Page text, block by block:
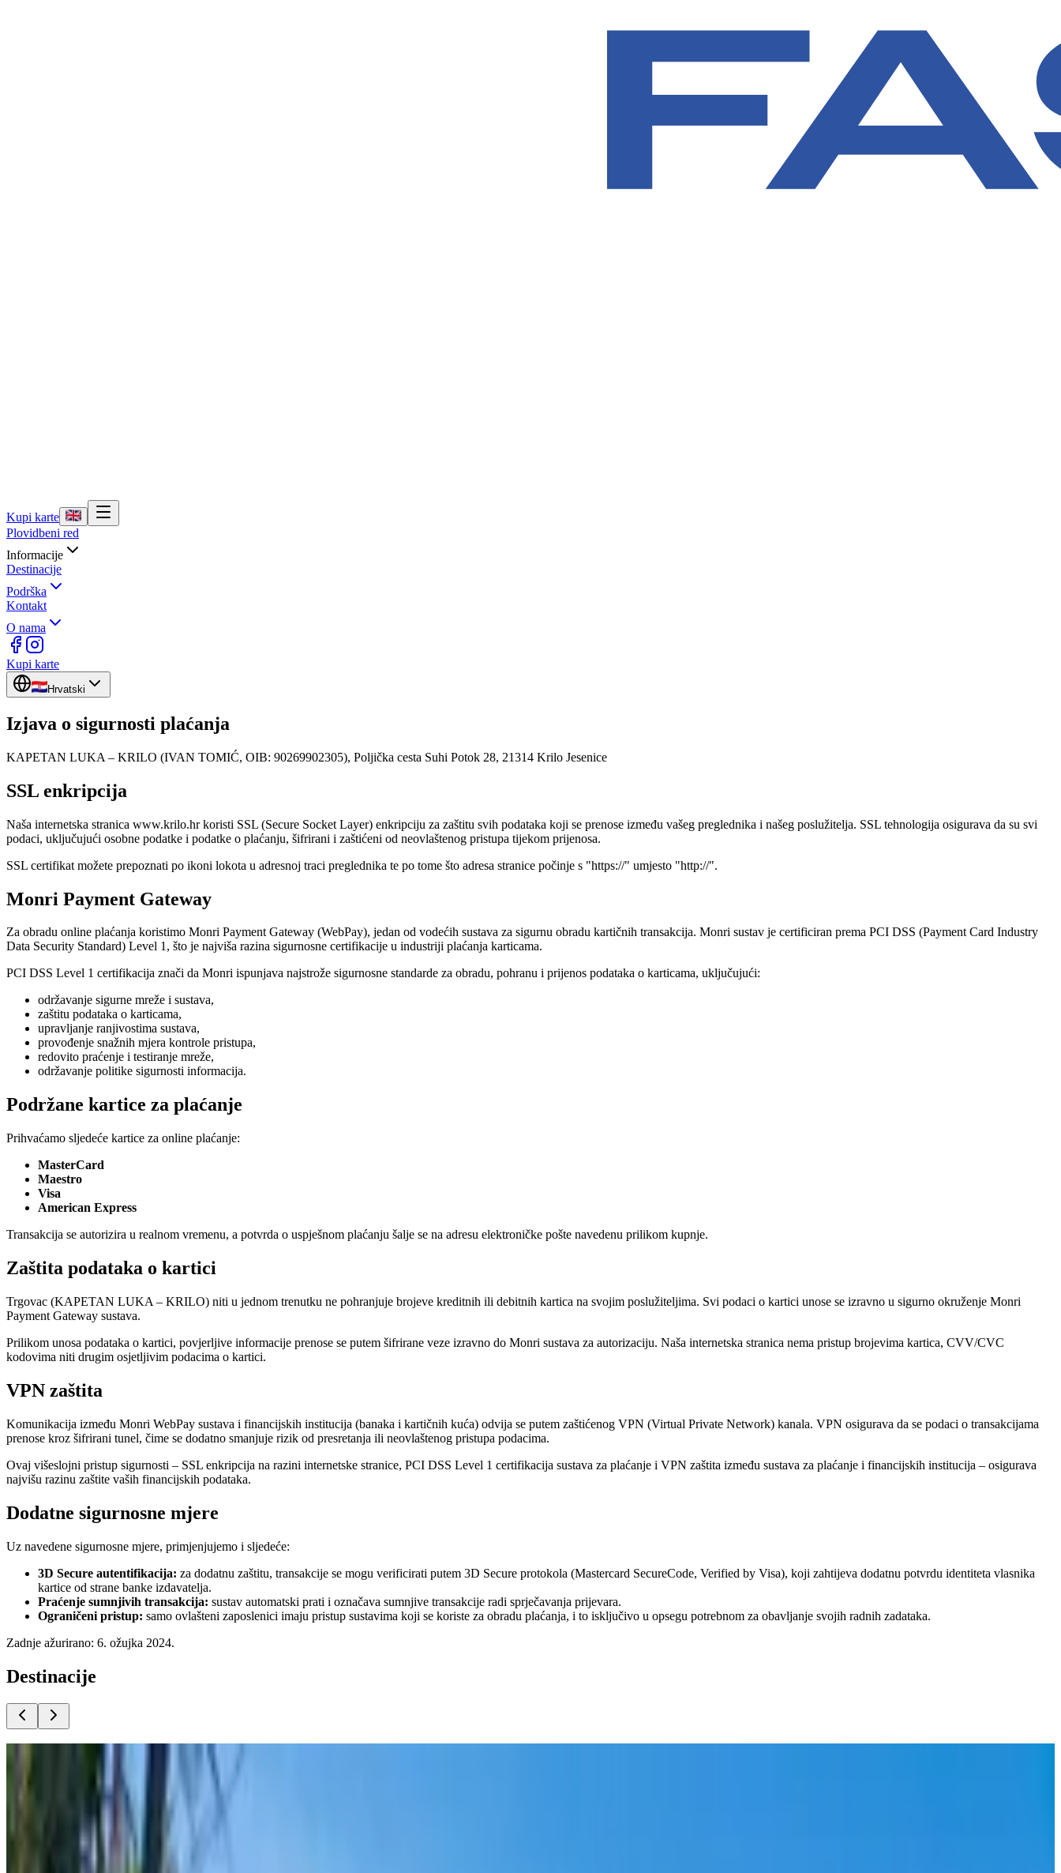
Kupi karte
Plovidbeni red
Informacije
Destinacije
Podrška
Kontakt
O nama
Kupi karte
Hrvatski
Izjava o sigurnosti plaćanja
KAPETAN LUKA – KRILO (IVAN TOMIĆ, OIB: 90269902305), Poljička cesta Suhi Potok 28, 21314 Krilo Jesenice
SSL enkripcija
Naša internetska stranica www.krilo.hr koristi SSL (Secure Socket Layer) enkripciju za zaštitu svih podataka koji se prenose između vašeg preglednika i našeg poslužitelja. SSL tehnologija osigurava da su svi
podaci, uključujući osobne podatke i podatke o plaćanju, šifrirani i zaštićeni od neovlaštenog pristupa tijekom prijenosa.
SSL certifikat možete prepoznati po ikoni lokota u adresnoj traci preglednika te po tome što adresa stranice počinje s "https://" umjesto "http://".
Monri Payment Gateway
Za obradu online plaćanja koristimo Monri Payment Gateway (WebPay), jedan od vodećih sustava za sigurnu obradu kartičnih transakcija. Monri sustav je certificiran prema PCI DSS (Payment Card Industry
Data Security Standard) Level 1, što je najviša razina sigurnosne certifikacije u industriji plaćanja karticama.
PCI DSS Level 1 certifikacija znači da Monri ispunjava najstrože sigurnosne standarde za obradu, pohranu i prijenos podataka o karticama, uključujući:
održavanje sigurne mreže i sustava,
zaštitu podataka o karticama,
upravljanje ranjivostima sustava,
provođenje snažnih mjera kontrole pristupa,
redovito praćenje i testiranje mreže,
održavanje politike sigurnosti informacija.
Podržane kartice za plaćanje
Prihvaćamo sljedeće kartice za online plaćanje:
MasterCard
Maestro
Visa
American Express
Transakcija se autorizira u realnom vremenu, a potvrda o uspješnom plaćanju šalje se na adresu elektroničke pošte navedenu prilikom kupnje.
Zaštita podataka o kartici
Trgovac (KAPETAN LUKA – KRILO) niti u jednom trenutku ne pohranjuje brojeve kreditnih ili debitnih kartica na svojim poslužiteljima. Svi podaci o kartici unose se izravno u sigurno okruženje Monri
Payment Gateway sustava.
Prilikom unosa podataka o kartici, povjerljive informacije prenose se putem šifrirane veze izravno do Monri sustava za autorizaciju. Naša internetska stranica nema pristup brojevima kartica, CVV/CVC
kodovima niti drugim osjetljivim podacima o kartici.
VPN zaštita
Komunikacija između Monri WebPay sustava i financijskih institucija (banaka i kartičnih kuća) odvija se putem zaštićenog VPN (Virtual Private Network) kanala. VPN osigurava da se podaci o transakcijama
prenose kroz šifrirani tunel, čime se dodatno smanjuje rizik od presretanja ili neovlaštenog pristupa podacima.
Ovaj višeslojni pristup sigurnosti – SSL enkripcija na razini internetske stranice, PCI DSS Level 1 certifikacija sustava za plaćanje i VPN zaštita između sustava za plaćanje i financijskih institucija – osigurava
najvišu razinu zaštite vaših financijskih podataka.
Dodatne sigurnosne mjere
Uz navedene sigurnosne mjere, primjenjujemo i sljedeće:
3D Secure autentifikacija: za dodatnu zaštitu, transakcije se mogu verificirati putem 3D Secure protokola (Mastercard SecureCode, Verified by Visa), koji zahtijeva dodatnu potvrdu identiteta vlasnika
kartice od strane banke izdavatelja.
Praćenje sumnjivih transakcija: sustav automatski prati i označava sumnjive transakcije radi sprječavanja prijevara.
Ograničeni pristup: samo ovlašteni zaposlenici imaju pristup sustavima koji se koriste za obradu plaćanja, i to isključivo u opsegu potrebnom za obavljanje svojih radnih zadataka.
Zadnje ažurirano: 6. ožujka 2024.
Destinacije